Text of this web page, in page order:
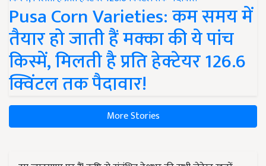
Pusa Corn Varieties: कम समय में
तैयार हो जाती हैं मक्का की ये पांच
किस्में, मिलती है प्रति हेक्टेयर 126.6
क्विंटल तक पैदावार!
More Stories